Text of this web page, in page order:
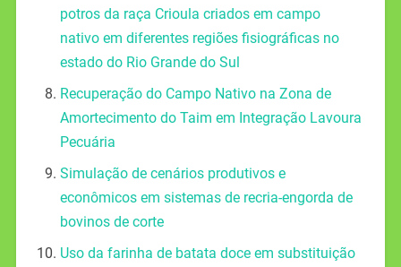
potros da raça Crioula criados em campo
nativo em diferentes regiões fisiográficas no
estado do Rio Grande do Sul
Recuperação do Campo Nativo na Zona de
Amortecimento do Taim em Integração Lavoura
Pecuária
Simulação de cenários produtivos e
econômicos em sistemas de recria-engorda de
bovinos de corte
Uso da farinha de batata doce em substituição